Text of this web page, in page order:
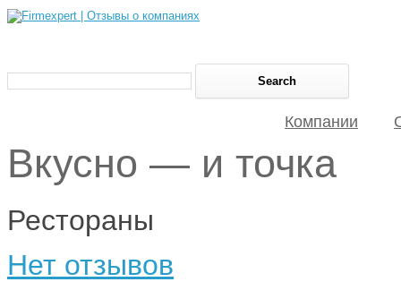
Компании
Вкусно — и точка
Рестораны
Нет отзывов